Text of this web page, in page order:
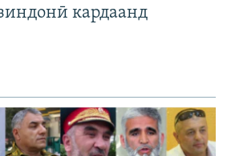
кардаанд